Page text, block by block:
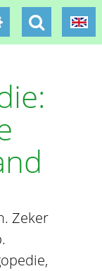
Zeker